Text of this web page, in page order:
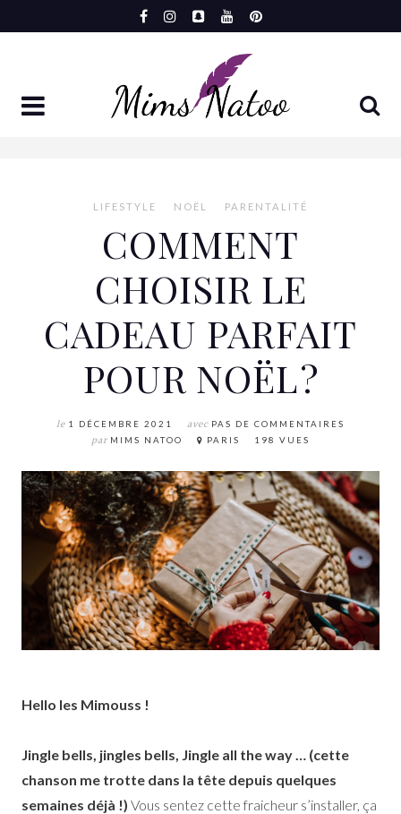
au
LIFESTYLE NOËL PARENTALITÉ
COMMENT
CHOISIR LE
CADEAU PARFAIT
POUR NOËL ?
le 1 DÉCEMBRE 2021 avec PAS DE COMMENTAIRES
par MIMS NATOO PARIS 198 VUES
Hello les Mimouss !
Jingle bells, jingles bells, Jingle all the way … (cette
chanson me trotte dans la tête depuis quelques
semaines déjà !) Vous sentez cette fraicheur s’installer, ça